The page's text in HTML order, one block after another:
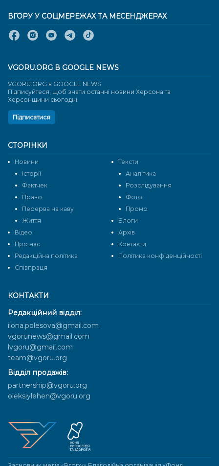
КОНТАКТИ
Редакційний відділ:
ilona.polesova@gmail.com
vgorunews@gmail.com
lvgoru@gmail.com
team@vgoru.org
Відділ продажів:
partnership@vgoru.org
oleksiylehen@vgoru.org
СТОРІНКИ
Новини
Тексти
Історії
Аналітика
Фактчек
Розслідування
Право
Фото
Перерва на каву
Промо
Життя
Блоги
Відео
Архів
Про нас
Контакти
Редакційна політика
Політика конфіденційності
Cпівпраця
ВГОРУ У СОЦМЕРЕЖАХ ТА МЕСЕНДЖЕРАХ
VGORU.ORG В GOOGLE NEWS
VGORU.ORG в GOOGLE NEWS
Підписуйтеся, щоб знати останні новини Херсона та
Херсонщини сьогодні
Підписатися